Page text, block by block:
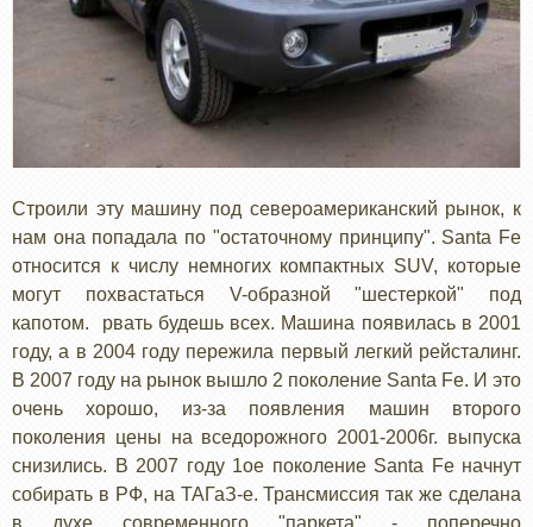
Строили эту машину под североамериканский рынок, к
нам она попадала по "остаточному принципу". Santa Fe
относится к числу немногих компактных SUV, которые
могут похвастаться V-образной "шестеркой" под
капотом. рвать будешь всех. Машина появилась в 2001
году, а в 2004 году пережила первый легкий рейсталинг.
В 2007 году на рынок вышло 2 поколение Santa Fe. И это
очень хорошо, из-за появления машин второго
поколения цены на вседорожного 2001-2006г. выпуска
снизились. В 2007 году 1ое поколение Santa Fe начнут
собирать в РФ, на ТАГаЗ-е. Трансмиссия так же сделана
в духе современного "паркета" - поперечно